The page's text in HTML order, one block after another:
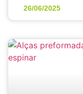
26/06/2025